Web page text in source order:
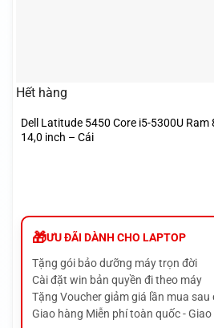
Hết hàng
Dell Latitude 5450 Core i5-5300U Ram
14,0 inch – Cái
ƯU ĐÃI DÀNH CHO LAPTOP
Tặng gói bảo dưỡng máy trọn đời
Cài đặt win bản quyền đi theo máy
Tặng Voucher giảm giá lần mua sau
Giao hàng Miễn phí toàn quốc -